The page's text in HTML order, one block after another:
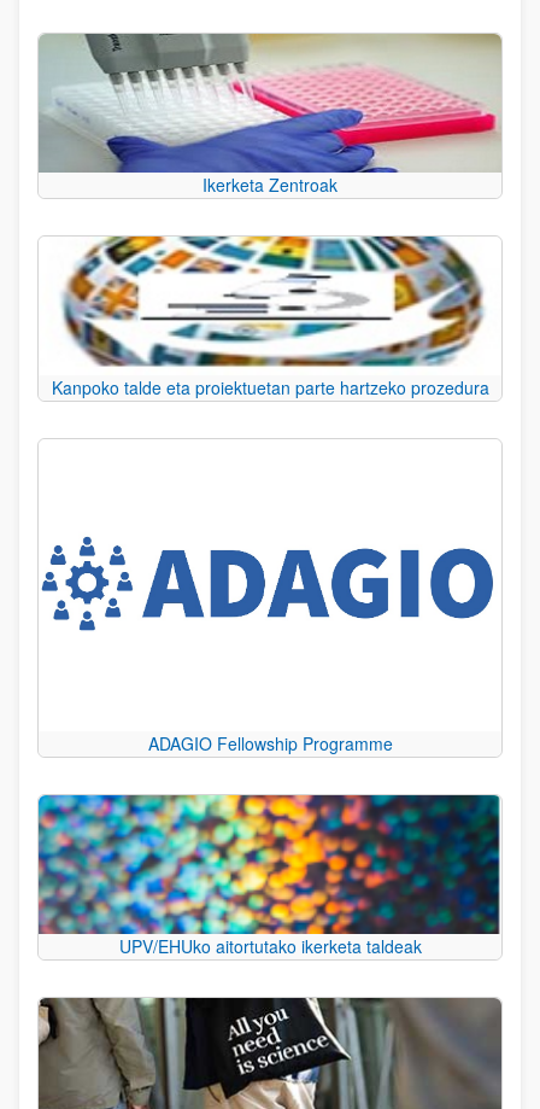
Ikerketa Zentroak
Kanpoko talde eta proiektuetan parte hartzeko prozedura
ADAGIO Fellowship Programme
UPV/EHUko aitortutako ikerketa taldeak